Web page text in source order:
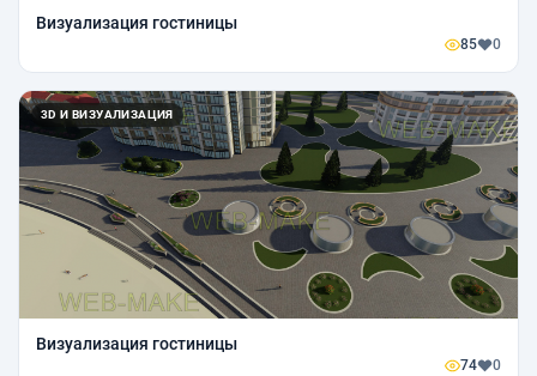
Визуализация гостиницы
85 0
3D И ВИЗУАЛИЗАЦИЯ
Визуализация гостиницы
74 0